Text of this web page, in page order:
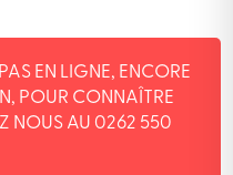
EN LIGNE, ENCORE
POUR CONNAÎTRE
NOUS AU 0262 550